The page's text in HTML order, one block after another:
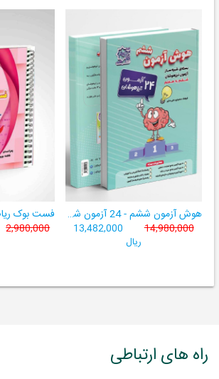
هوش آزمون ششم - 24 آزمون شبیه ساز تیزهوشان
14,980,000
13,482,000
ریال
2,980,000
راه های ارتباطی